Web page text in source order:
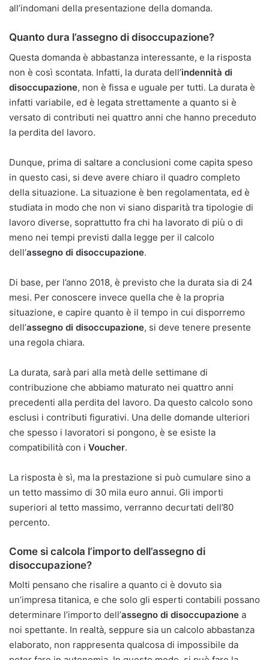
all’indomani della presentazione della domanda.
Quanto dura l’assegno di disoccupazione?
Questa domanda è abbastanza interessante, e la risposta
non è così scontata. Infatti, la durata dell’indennità di
disoccupazione, non è fissa e uguale per tutti. La durata è
infatti variabile, ed è legata strettamente a quanto si è
versato di contributi nei quattro anni che hanno preceduto
la perdita del lavoro.
Dunque, prima di saltare a conclusioni come capita speso
in questo casi, si deve avere chiaro il quadro completo
della situazione. La situazione è ben regolamentata, ed è
studiata in modo che non vi siano disparità tra tipologie di
lavoro diverse, soprattutto fra chi ha lavorato di più o di
meno nei tempi previsti dalla legge per il calcolo
dell’assegno di disoccupazione.
Di base, per l’anno 2018, è previsto che la durata sia di 24
mesi. Per conoscere invece quella che è la propria
situazione, e capire quanto è il tempo in cui disporremo
dell’assegno di disoccupazione, si deve tenere presente
una regola chiara.
La durata, sarà pari alla metà delle settimane di
contribuzione che abbiamo maturato nei quattro anni
precedenti alla perdita del lavoro. Da questo calcolo sono
esclusi i contributi figurativi. Una delle domande ulteriori
che spesso i lavoratori si pongono, è se esiste la
compatibilità con i Voucher.
La risposta è sì, ma la prestazione si può cumulare sino a
un tetto massimo di 30 mila euro annui. Gli importi
superiori al tetto massimo, verranno decurtati dell’80
percento.
Come si calcola l’importo dell’assegno di
disoccupazione?
Molti pensano che risalire a quanto ci è dovuto sia
un’impresa titanica, e che solo gli esperti contabili possano
determinare l’importo dell’assegno di disoccupazione a
noi spettante. In realtà, seppure sia un calcolo abbastanza
elaborato, non rappresenta qualcosa di impossibile da